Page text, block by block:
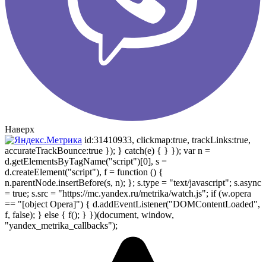
Наверх
id:31410933, clickmap:true, trackLinks:true,
accurateTrackBounce:true }); } catch(e) { } }); var n =
d.getElementsByTagName("script")[0], s =
d.createElement("script"), f = function () {
n.parentNode.insertBefore(s, n); }; s.type = "text/javascript"; s.async
= true; s.src = "https://mc.yandex.ru/metrika/watch.js"; if (w.opera
== "[object Opera]") { d.addEventListener("DOMContentLoaded",
f, false); } else { f(); } })(document, window,
"yandex_metrika_callbacks");